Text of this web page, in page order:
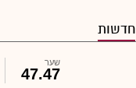
חדשות
שער
47.47